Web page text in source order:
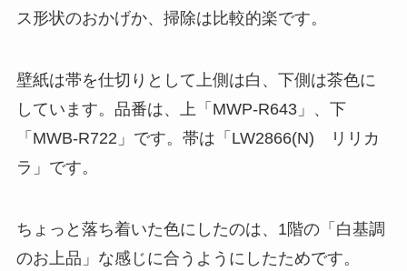
ス形状のおかげか、掃除は比較的楽です。
壁紙は帯を仕切りとして上側は白、下側は茶色に
しています。品番は、上「MWP-R643」、下
「MWB-R722」です。帯は「LW2866(N) リリカ
ラ」です。
ちょっと落ち着いた色にしたのは、1階の「白基調
のお上品」な感じに合うようにしたためです。